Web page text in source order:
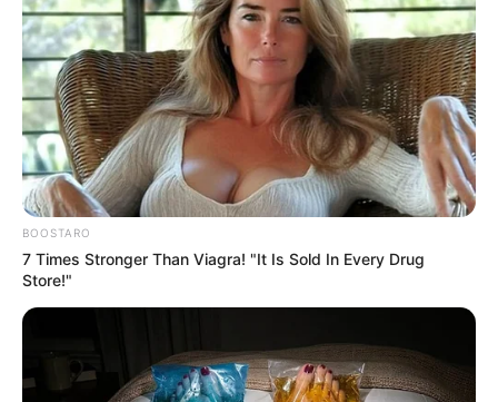
Curso
62445 ACS Iara Pereira da Silva ***.424.151-** APTO ao Curso
62446 ACS Iara Pereira de Matos ***.040.035-** APTO ao Curso
62447 ACS Iara Pereira de Moura ***.517.835-** APTO ao Curso
62448 ACS Iara Pereira de Santana ***.417.548-** APTO ao Curso
62449 ACE Iara Pereira dos Santos ***.435.386-** APTO ao Curso
62450 ACS Iara Pereira Sena ***.900.127-** APTO ao Curso
62451 ACS Iara Pereira Silva ***.267.036-** APTO ao Curso
62452 ACS Iara Priscila Lang Vieira ***.568.039-** APTO ao Curso
62453 ACE Iara Ramos Jordão ***.513.146-** APTO ao Curso
62454 ACS Iara Regina da Silva ***.986.800-** APTO ao Curso
62455 ACS Iara Regina de Oliveira Colares ***.471.398-** APTO ao
Curso
62456 ACS Iara Regina Xavier Alves ***.322.678-** APTO ao Curso
62457 ACS Iara Ribeiro Martins ***.833.063-** APTO ao Curso
62458 ACS Iara Roque Aleixo ***.642.354-** NÃO Apto
BOOSTARO
7 Times Stronger Than Viagra! "It Is Sold In Every Drug
Store!"